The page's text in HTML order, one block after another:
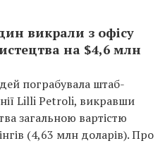
викрали з офісу
на $4,6 млн
пограбувала штаб-
Lilli Petroli, викравши
загальною вартістю
(4,63 млн доларів). Про